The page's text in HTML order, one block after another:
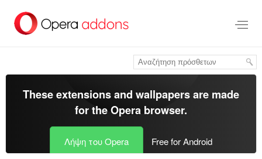
στο
κύριο
These extensions and wallpapers are made
for theOpera browser.
Λήψη του Opera Free for Android